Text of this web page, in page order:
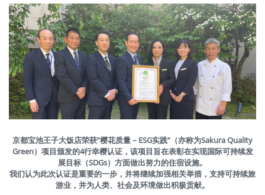
京都宝池王子大饭店荣获“樱花质量－ESG实践”（亦称为Sakura Quality
Green）项目颁发的4行幸樱认证，该项目旨在表彰在实现国际可持续发
展目标（SDGs）方面做出努力的住宿设施。
我们认为此次认证是重要的一步，并将继续加强相关举措，支持可持续旅
游业，并为人类、社会及环境做出积极贡献。